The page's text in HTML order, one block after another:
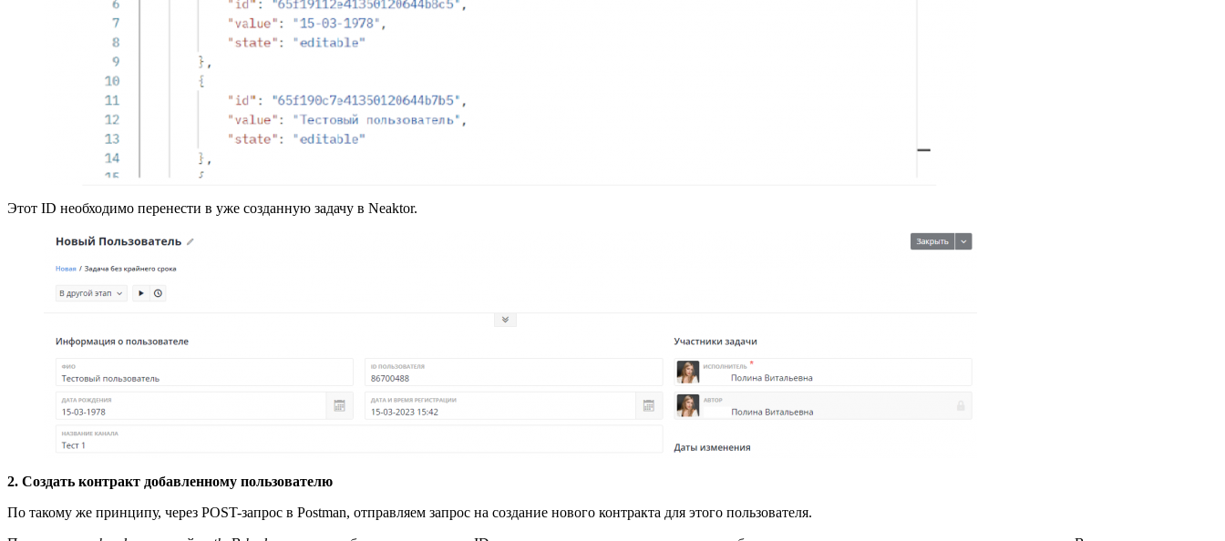
Этот ID необходимо перенести в уже созданную задачу в Neaktor.
2. Создать контракт добавленному пользователю
По такому же принципу, через POST-запрос в Postman, отправляем запрос на создание нового контракта для этого пользователя.